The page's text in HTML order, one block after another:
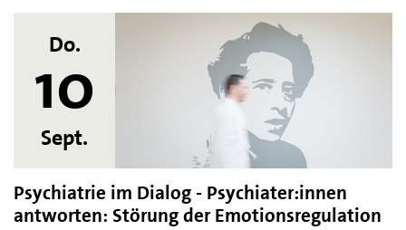
Do.
10
Sept.
Psychiatrie im Dialog - Psychiater:innen
antworten: Störung der Emotionsregulation